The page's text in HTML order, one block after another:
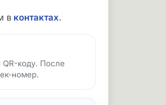
в контактах.
коду. После
номер.